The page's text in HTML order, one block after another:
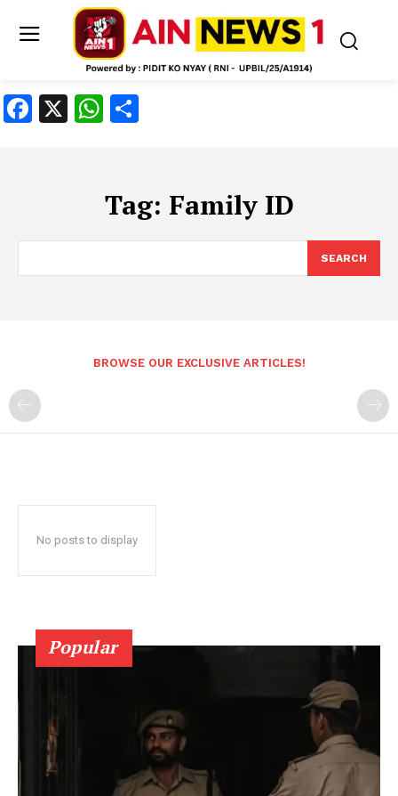
Facebook
X WhatsApp
Tag: Family ID
SEARCH
BROWSE OUR EXCLUSIVE ARTICLES!
No posts to display
Popular